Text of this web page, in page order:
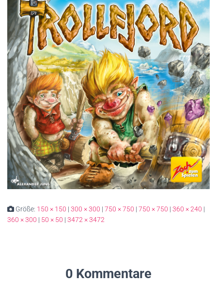
Größe: 150 × 150 | 300 × 300 | 750 × 750 | 750 × 750 | 360 × 240 |
360 × 300 | 50 × 50 | 3472 × 3472
0 Kommentare